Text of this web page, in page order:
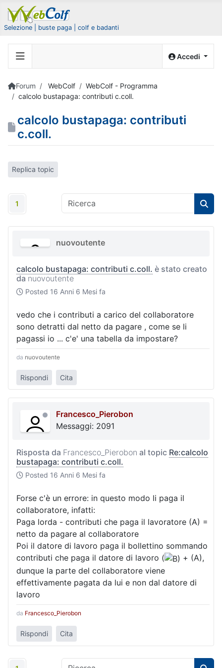
Selezione | buste paga | colf e badanti
Accedi
Forum WebColf
WebColf - Programma
calcolo bustapaga: contributi c.coll.
calcolo bustapaga: contributi
c.coll.
Replica topic
1
nuovoutente
calcolo bustapaga: contributi c.coll. è stato creato
da nuovoutente
Posted 16 Anni 6 Mesi fa
vedo che i contributi a carico del collaboratore
sono detratti dal netto da pagare , come se li
pagassi io ... c'e' una tabella da impostare?
da nuovoutente
Rispondi Cita
Francesco_Pierobon
Messaggi: 2091
Risposta da Francesco_Pierobon al topic Re:calcolo
bustapaga: contributi c.coll.
Posted 16 Anni 6 Mesi fa
Forse c'è un errore: in questo modo li paga il
collaboratore, infatti:
Paga lorda - contributi che paga il lavoratore (A) =
netto da pagare al collaboratore
Poi il datore di lavoro paga il bollettino sommando
contributi che paga il datore di lavoro (
+ (A),
dunque la parte del collaboratore viene
effettivamente pagata da lui e non dal datore di
lavoro
da Francesco_Pierobon
Rispondi Cita